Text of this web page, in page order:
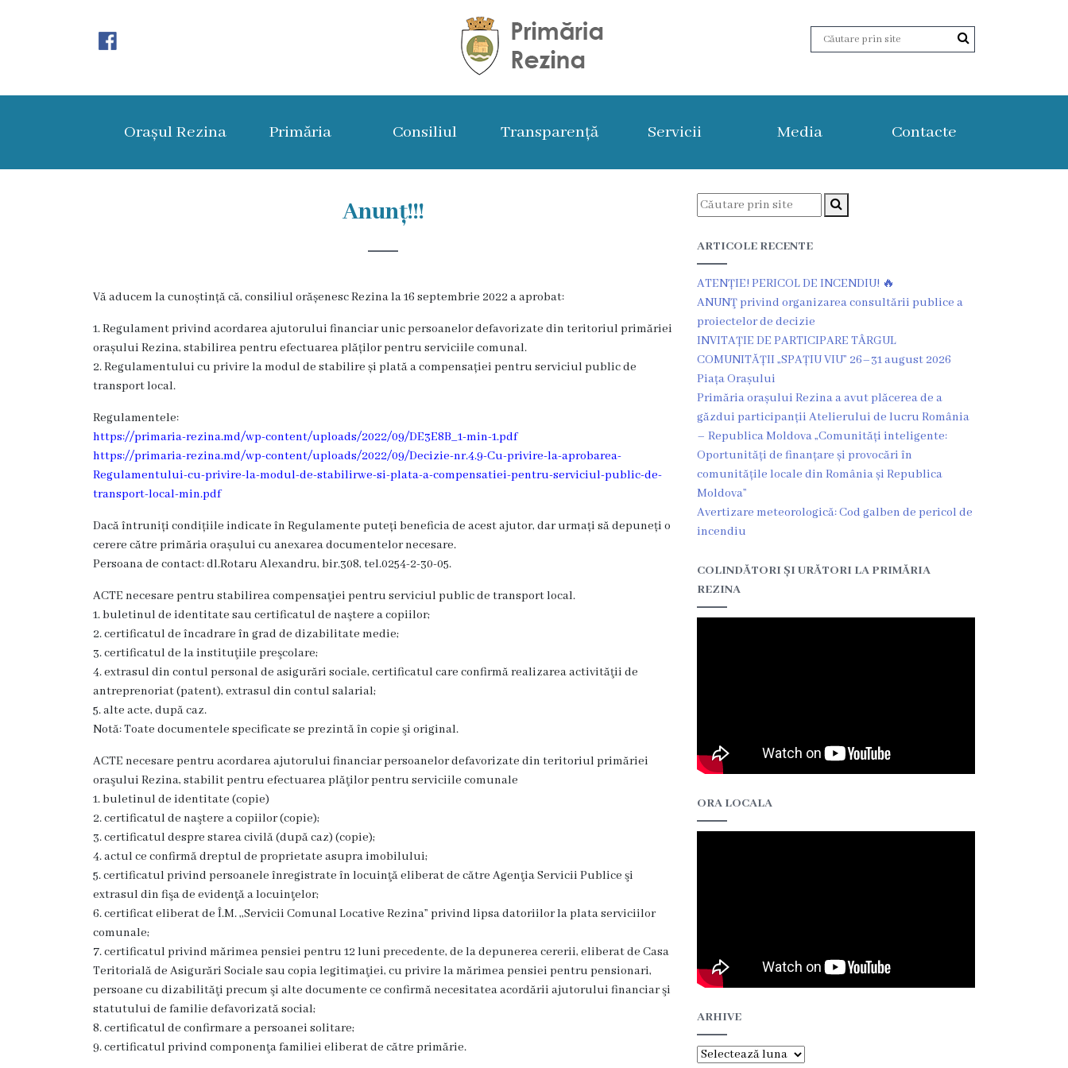
Rezina
orașului
audiență
Primarul
Aparatul
primăriei
Competențele
primarului
Dispozițiile
primarului
salariale
încasate
Întreprinderi
subordonate
Grădinița
,,Leagănul
copilăriei”
Orașul Rezina Primăria Consiliul Transparență Servicii Media Contacte
Anunț!!!
Vă aducem la cunoștință că, consiliul orășenesc Rezina la 16 septembrie 2022 a aprobat:
1. Regulament privind acordarea ajutorului financiar unic persoanelor defavorizate din teritoriul primăriei
orașului Rezina, stabilirea pentru efectuarea plăților pentru serviciile comunal.
2. Regulamentului cu privire la modul de stabilire și plată a compensației pentru serviciul public de
transport local.
Regulamentele:
https://primaria-rezina.md/wp-content/uploads/2022/09/DE3E8B_1-min-1.pdf
https://primaria-rezina.md/wp-content/uploads/2022/09/Decizie-nr.4.9-Cu-privire-la-aprobarea-
Regulamentului-cu-privire-la-modul-de-stabilirwe-si-plata-a-compensatiei-pentru-serviciul-public-de-
transport-local-min.pdf
Dacă întruniți condițiile indicate în Regulamente puteți beneficia de acest ajutor, dar urmați să depuneți o
cerere către primăria orașului cu anexarea documentelor necesare.
Persoana de contact: dl.Rotaru Alexandru, bir.308, tel.0254-2-30-05.
ACTE necesare pentru stabilirea compensaţiei pentru serviciul public de transport local.
1. buletinul de identitate sau certificatul de naştere a copiilor;
2. certificatul de încadrare în grad de dizabilitate medie;
3. certificatul de la instituţiile preşcolare;
4. extrasul din contul personal de asigurări sociale, certificatul care confirmă realizarea activităţii de
antreprenoriat (patent), extrasul din contul salarial;
5. alte acte, după caz.
Notă: Toate documentele specificate se prezintă în copie şi original.
ACTE necesare pentru acordarea ajutorului financiar persoanelor defavorizate din teritoriul primăriei
oraşului Rezina, stabilit pentru efectuarea plăţilor pentru serviciile comunale
1. buletinul de identitate (copie)
2. certificatul de naştere a copiilor (copie);
3. certificatul despre starea civilă (după caz) (copie);
4. actul ce confirmă dreptul de proprietate asupra imobilului;
5. certificatul privind persoanele înregistrate în locuinţă eliberat de către Agenţia Servicii Publice şi
extrasul din fişa de evidenţă a locuinţelor;
6. certificat eliberat de Î.M. ,,Servicii Comunal Locative Rezina” privind lipsa datoriilor la plata serviciilor
comunale;
7. certificatul privind mărimea pensiei pentru 12 luni precedente, de la depunerea cererii, eliberat de Casa
Teritorială de Asigurări Sociale sau copia legitimaţiei, cu privire la mărimea pensiei pentru pensionari,
persoane cu dizabilităţi precum şi alte documente ce confirmă necesitatea acordării ajutorului financiar şi
statutului de familie defavorizată social;
8. certificatul de confirmare a persoanei solitare;
9. certificatul privind componenţa familiei eliberat de către primărie.
ARTICOLE RECENTE
ATENȚIE! PERICOL DE INCENDIU! 🔥
ANUNŢ privind organizarea consultării publice a
proiectelor de decizie
INVITAȚIE DE PARTICIPARE TÂRGUL
COMUNITĂȚII „SPAȚIU VIU” 26–31 august 2026
Piața Orașului
Primăria orașului Rezina a avut plăcerea de a
găzdui participanții Atelierului de lucru România
– Republica Moldova „Comunități inteligente:
Oportunități de finanțare și provocări în
comunitățile locale din România și Republica
Moldova”
Avertizare meteorologică: Cod galben de pericol de
incendiu
COLINDĂTORI ȘI URĂTORI LA PRIMĂRIA
REZINA
ORA LOCALA
ARHIVE
Arhive